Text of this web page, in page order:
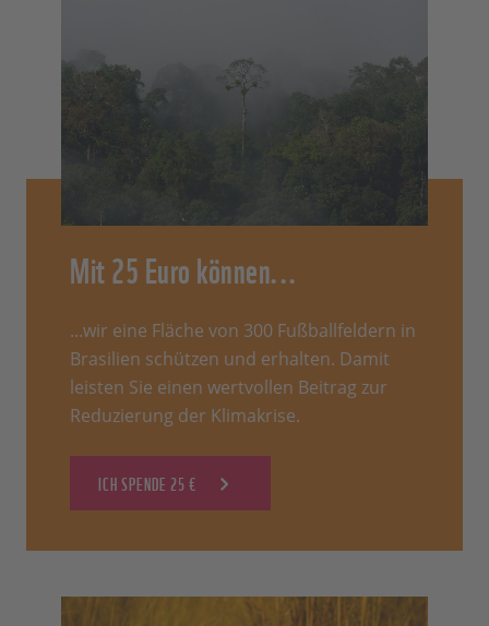
Mit 25 Euro können...
...wir eine Fläche von 300 Fußballfeldern in
Brasilien schützen und erhalten. Damit
leisten Sie einen wertvollen Beitrag zur
Reduzierung der Klimakrise.
ICH SPENDE 25 €